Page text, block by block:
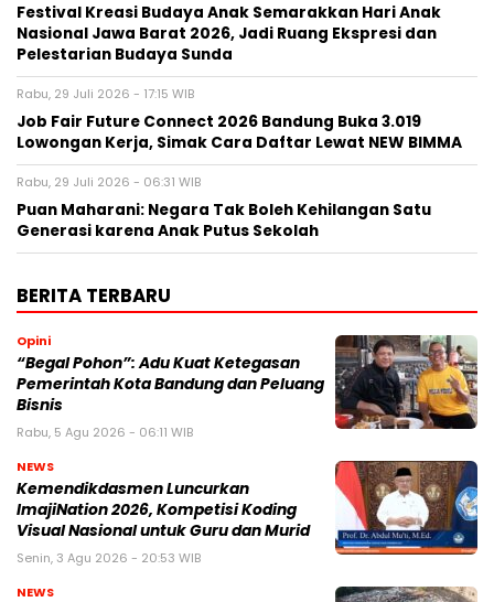
Festival Kreasi Budaya Anak Semarakkan Hari Anak
Nasional Jawa Barat 2026, Jadi Ruang Ekspresi dan
Pelestarian Budaya Sunda
Rabu, 29 Juli 2026 - 17:15 WIB
Job Fair Future Connect 2026 Bandung Buka 3.019
Lowongan Kerja, Simak Cara Daftar Lewat NEW BIMMA
Rabu, 29 Juli 2026 - 06:31 WIB
Puan Maharani: Negara Tak Boleh Kehilangan Satu
Generasi karena Anak Putus Sekolah
BERITA TERBARU
Opini
“Begal Pohon”: Adu Kuat Ketegasan
Pemerintah Kota Bandung dan Peluang
Bisnis
Rabu, 5 Agu 2026 - 06:11 WIB
NEWS
Kemendikdasmen Luncurkan
ImajiNation 2026, Kompetisi Koding
Visual Nasional untuk Guru dan Murid
Senin, 3 Agu 2026 - 20:53 WIB
NEWS